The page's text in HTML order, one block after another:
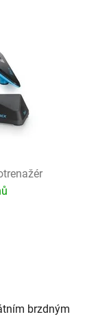
brzdným